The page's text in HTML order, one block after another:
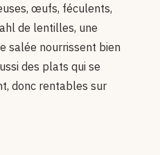
œufs, féculents,
de lentilles, une
salée nourrissent bien
des plats qui se
donc rentables sur